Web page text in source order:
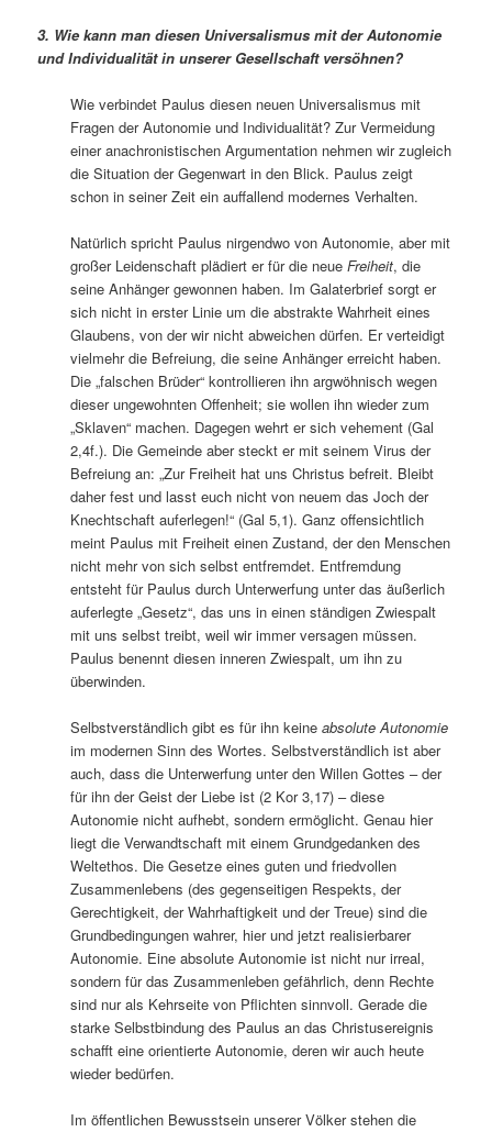
3. Wie kann man diesen Universalismus mit der Autonomie
und Individualität in unserer Gesellschaft versöhnen?
Wie verbindet Paulus diesen neuen Universalismus mit
Fragen der Autonomie und Individualität? Zur Vermeidung
einer anachronistischen Argumentation nehmen wir zugleich
die Situation der Gegenwart in den Blick. Paulus zeigt
schon in seiner Zeit ein auffallend modernes Verhalten.
Natürlich spricht Paulus nirgendwo von Autonomie, aber mit
großer Leidenschaft plädiert er für die neueFreiheit, die
seine Anhänger gewonnen haben. Im Galaterbrief sorgt er
sich nicht in erster Linie um die abstrakte Wahrheit eines
Glaubens, von der wir nicht abweichen dürfen. Er verteidigt
vielmehr die Befreiung, die seine Anhänger erreicht haben.
Die „falschen Brüder“ kontrollieren ihn argwöhnisch wegen
dieser ungewohnten Offenheit; sie wollen ihn wieder zum
„Sklaven“ machen. Dagegen wehrt er sich vehement (Gal
2,4f.). Die Gemeinde aber steckt er mit seinem Virus der
Befreiung an: „Zur Freiheit hat uns Christus befreit. Bleibt
daher fest und lasst euch nicht von neuem das Joch der
Knechtschaft auferlegen!“ (Gal 5,1). Ganz offensichtlich
meint Paulus mit Freiheit einen Zustand, der den Menschen
nicht mehr von sich selbst entfremdet. Entfremdung
entsteht für Paulus durch Unterwerfung unter das äußerlich
auferlegte „Gesetz“, das uns in einen ständigen Zwiespalt
mit uns selbst treibt, weil wir immer versagen müssen.
Paulus benennt diesen inneren Zwiespalt, um ihn zu
überwinden.
Selbstverständlich gibt es für ihn keineabsolute Autonomie
im modernen Sinn des Wortes. Selbstverständlich ist aber
auch, dass die Unterwerfung unter den Willen Gottes – der
für ihn der Geist der Liebe ist (2 Kor 3,17) – diese
Autonomie nicht aufhebt, sondern ermöglicht. Genau hier
liegt die Verwandtschaft mit einem Grundgedanken des
Weltethos. Die Gesetze eines guten und friedvollen
Zusammenlebens (des gegenseitigen Respekts, der
Gerechtigkeit, der Wahrhaftigkeit und der Treue) sind die
Grundbedingungen wahrer, hier und jetzt realisierbarer
Autonomie. Eine absolute Autonomie ist nicht nur irreal,
sondern für das Zusammenleben gefährlich, denn Rechte
sind nur als Kehrseite von Pflichten sinnvoll. Gerade die
starke Selbstbindung des Paulus an das Christusereignis
schafft eine orientierte Autonomie, deren wir auch heute
wieder bedürfen.
Im öffentlichen Bewusstsein unserer Völker stehen die